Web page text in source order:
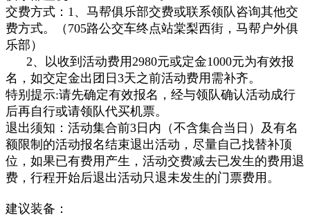
交费方式：1、马帮俱乐部交费或联系领队咨询其他交
费方式。
（705路公交车终点站棠梨西街，马帮户外俱
乐部）
2、以收到活动费用2980元或定金1000元为有效报
名，如交定金出团日3天之前活动费用需补齐。
特别提示:请先确定有效报名，经与领队确认活动成行
后再自行或请领队代买机票。
退出须知：活动集合前3日内（不含集合当日）及有名
额限制的活动报名结束退出活动，尽量自己找替补顶
位，如果已有费用产生，活动交费减去已发生的费用退
费，行程开始后退出活动只退未发生的门票费用。
建议装备：